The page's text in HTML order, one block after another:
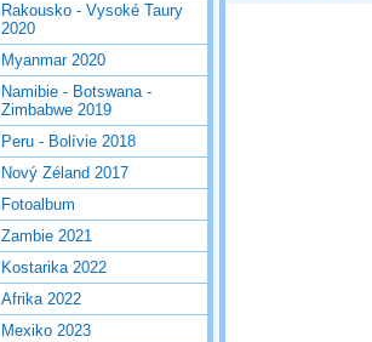
Rakousko - Vysoké Taury
2020
Myanmar 2020
Namibie - Botswana -
Zimbabwe 2019
Peru - Bolívie 2018
Nový Zéland 2017
Fotoalbum
Zambie 2021
Kostarika 2022
Afrika 2022
Mexiko 2023